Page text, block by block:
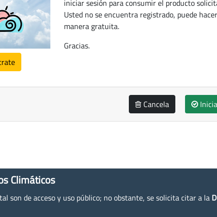
iniciar sesión para consumir el producto
Usted no se encuentra registrado, puede
manera gratuita.
Gracias.
Cancela
Climáticos
son de acceso y uso público; no obstante, se solicita citar a la